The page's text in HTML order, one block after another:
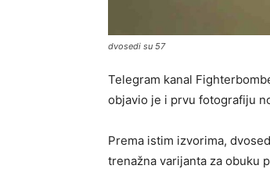
dvosedi su 57
Telegram kanal
objavio je i prvu fotografiju
Prema istim izvorima,
trenažna varijanta za obuku